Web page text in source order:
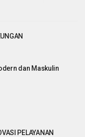
dan Maskulin
PELAYANAN